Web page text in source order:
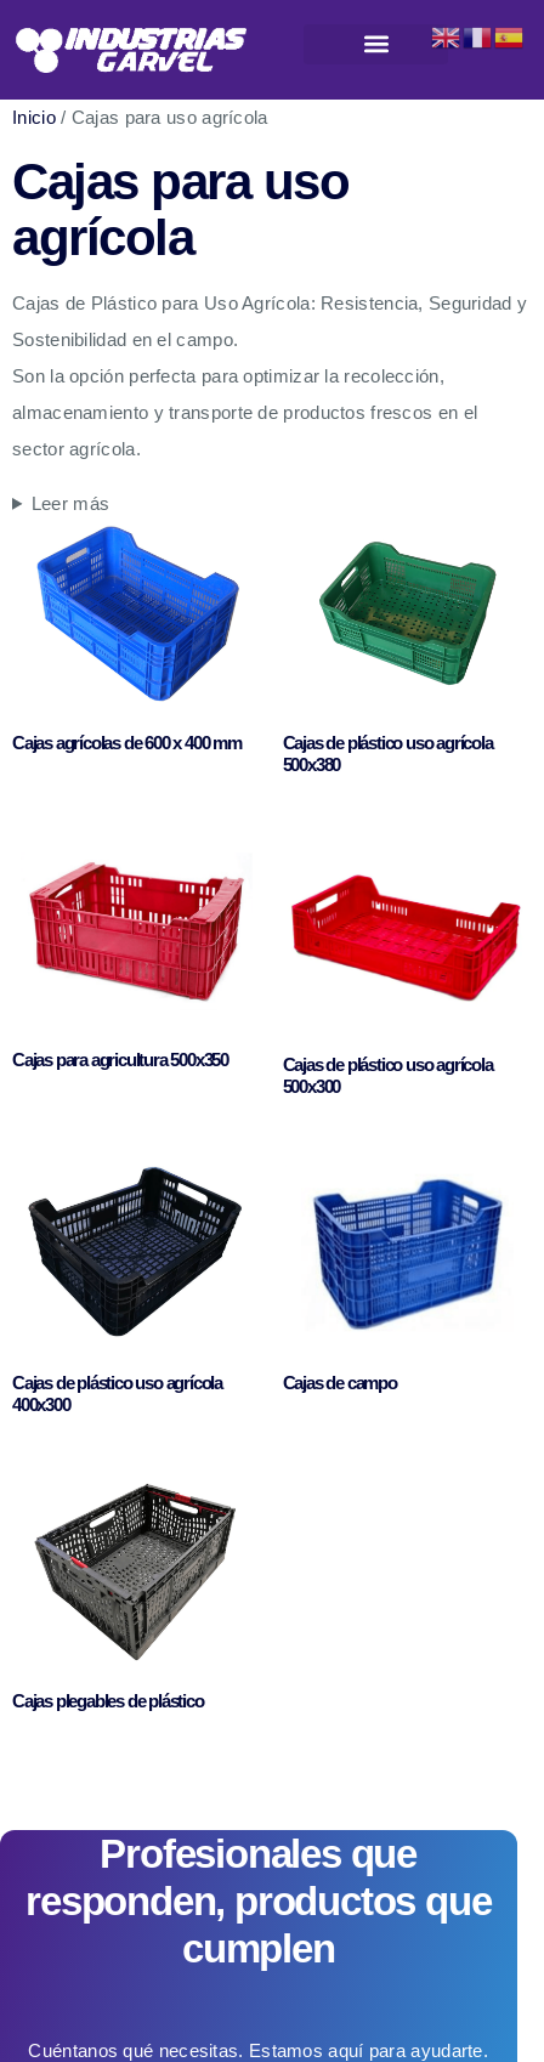
Inicio/ Cajas para uso agrícola
Cajas para uso
agrícola
Cajas de Plástico para Uso Agrícola: Resistencia, Seguridad y
Sostenibilidad en el campo.
Son la opción perfecta para optimizar la recolección,
almacenamiento y transporte de productos frescos en el
sector agrícola.
Leer más
Cajas agrícolas de 600 x 400 mm
Cajas de plástico uso agrícola
500x380
Cajas para agricultura 500x350
Cajas de plástico uso agrícola
500x300
Cajas de plástico uso agrícola
400x300
Cajas de campo
Cajas plegables de plástico
Profesionales que
responden, productos que
cumplen
Cuéntanos qué necesitas. Estamos aquí para ayudarte.